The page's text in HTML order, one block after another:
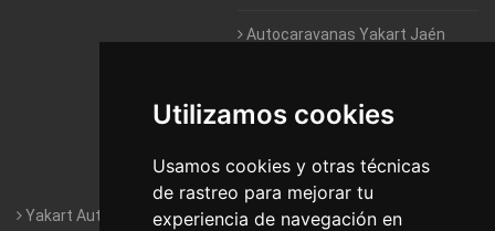
Utilizamos cookies
Usamos cookies y otras técnicas
de rastreo para mejorar tu
experiencia de navegación en
Autocaravanas Yakart Jaén
Autocaravanas Yakart Valencia
Autocaravanas Yakart Vitoria
Yakart Autocaravanas · La empresa